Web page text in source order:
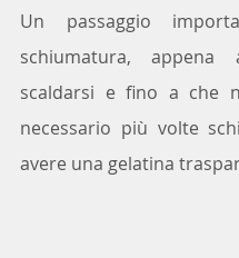
Un passaggio
schiumatura, appena
scaldarsi e fino a che
necessario più volte
avere una gelatina